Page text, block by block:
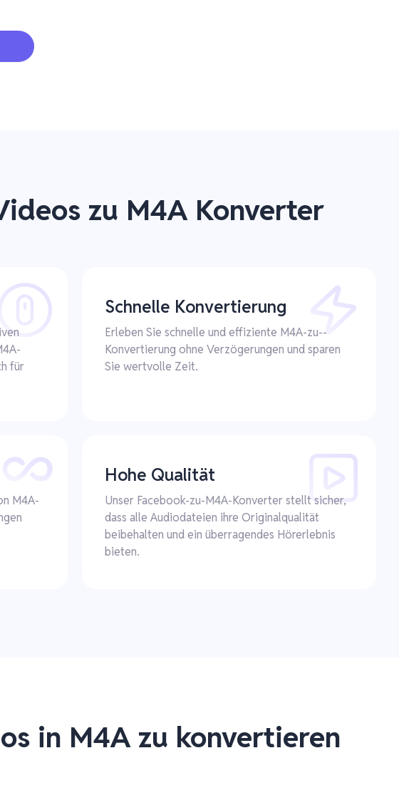
zu M4A Konverter
für
Schnelle Konvertierung
Erleben Sie schnelle und effiziente M4A-zu--
Konvertierung ohne Verzögerungen und sparen
Sie wertvolle Zeit.
M4A-
Hohe Qualität
Unser Facebook-zu-M4A-Konverter stellt sicher,
dass alle Audiodateien ihre Originalqualität
beibehalten und ein überragendes Hörerlebnis
bieten.
in M4A zu konvertieren